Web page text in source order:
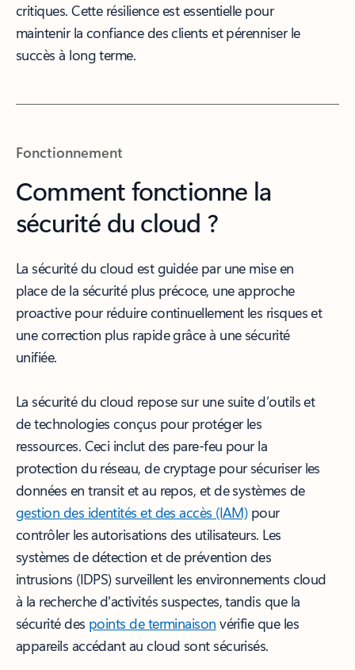
critiques. Cette résilience est essentielle pour
maintenir la confiance des clients et pérenniser le
succès à long terme.
Fonctionnement
Comment fonctionne la
sécurité du cloud ?
La sécurité du cloud est guidée par une mise en
place de la sécurité plus précoce, une approche
proactive pour réduire continuellement les risques et
une correction plus rapide grâce à une sécurité
unifiée.
La sécurité du cloud repose sur une suite d’outils et
de technologies conçus pour protéger les
ressources. Ceci inclut des pare-feu pour la
protection du réseau, de cryptage pour sécuriser les
données en transit et au repos, et de systèmes de
gestion des identités et des accès (IAM)pour
contrôler les autorisations des utilisateurs. Les
systèmes de détection et de prévention des
intrusions (IDPS) surveillent les environnements cloud
à la recherche d'activités suspectes, tandis que la
sécurité des points de terminaison vérifie que les
appareils accédant au cloud sont sécurisés.